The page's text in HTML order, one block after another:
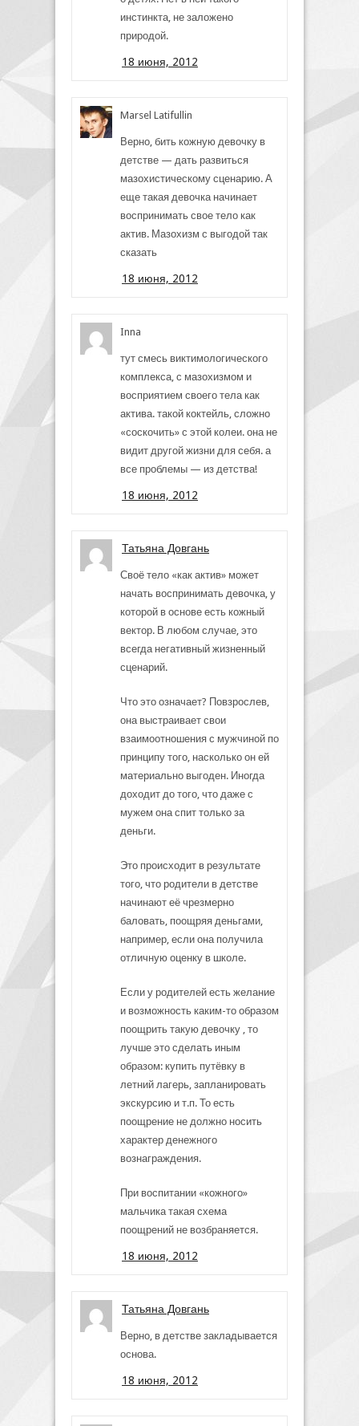
инстинкта, не заложено
природой.
18 июня, 2012
Marsel Latifullin
Верно, бить кожную девочку в
детстве — дать развиться
мазохистическому сценарию. А
еще такая девочка начинает
воспринимать свое тело как
актив. Мазохизм с выгодой так
сказать
18 июня, 2012
Inna
тут смесь виктимологического
комплекса, с мазохизмом и
восприятием своего тела как
актива. такой коктейль, сложно
«соскочить» с этой колеи. она не
видит другой жизни для себя. а
все проблемы — из детства!
18 июня, 2012
Татьяна Довгань
Своё тело «как актив» может
начать воспринимать девочка, у
которой в основе есть кожный
вектор. В любом случае, это
всегда негативный жизненный
сценарий.
Что это означает? Повзрослев,
она выстраивает свои
взаимоотношения с мужчиной по
принципу того, насколько он ей
материально выгоден. Иногда
доходит до того, что даже с
мужем она спит только за
деньги.
Это происходит в результате
того, что родители в детстве
начинают её чрезмерно
баловать, поощряя деньгами,
например, если она получила
отличную оценку в школе.
Если у родителей есть желание
и возможность каким-то образом
поощрить такую девочку , то
лучше это сделать иным
образом: купить путёвку в
летний лагерь, запланировать
экскурсию и т.п. То есть
поощрение не должно носить
характер денежного
вознаграждения.
При воспитании «кожного»
мальчика такая схема
поощрений не возбраняется.
18 июня, 2012
Татьяна Довгань
Верно, в детстве закладывается
основа.
18 июня, 2012